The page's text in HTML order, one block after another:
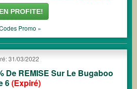
PROFITE!
Promo »
31/03/2022
De REMISE Sur Le Bugaboo
6(Expiré)